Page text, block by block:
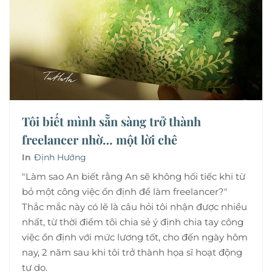
Tôi biết mình sẵn sàng trở thành
freelancer nhờ… một lời chê
In Định Hướng
"Làm sao An biết rằng An sẽ không hối tiếc khi từ
bỏ một công việc ổn định để làm freelancer?"
Thắc mắc này có lẽ là câu hỏi tôi nhận được nhiều
nhất, từ thời điểm tôi chia sẻ ý định chia tay công
việc ổn định với mức lương tốt, cho đến ngày hôm
nay, 2 năm sau khi tôi trở thành họa sĩ hoạt động
tự do.